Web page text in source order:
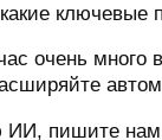
очень много
ИИ, пишите